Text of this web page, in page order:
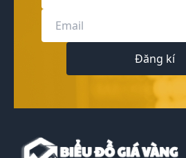
Đăng kí